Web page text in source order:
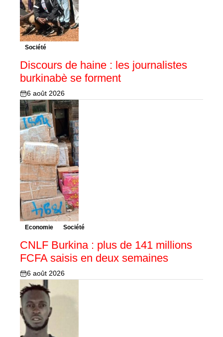
Société
Discours de haine : les journalistes
burkinabè se forment
6 août 2026
Economie Société
CNLF Burkina : plus de 141 millions
FCFA saisis en deux semaines
6 août 2026